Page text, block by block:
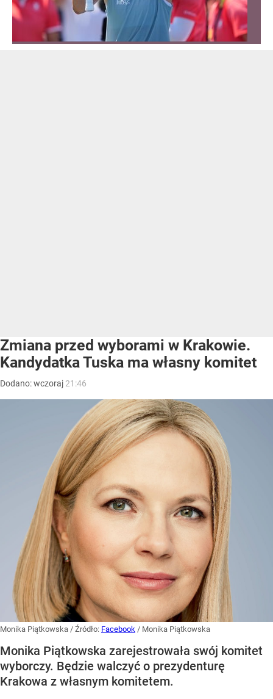
Zmiana przed wyborami w Krakowie.
Kandydatka Tuska ma własny komitet
Dodano:wczoraj 21:46
Monika Piątkowska / Źródło: Facebook / Monika Piątkowska
Monika Piątkowska zarejestrowała swój komitet
wyborczy. Będzie walczyć o prezydenturę
Krakowa z własnym komitetem.